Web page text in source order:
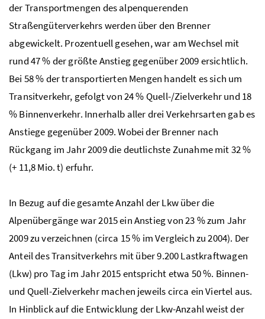
der Transportmengen des alpenquerenden
Straßengüterverkehrs werden über den Brenner
abgewickelt. Prozentuell gesehen, war am Wechsel mit
rund 47 % der größte Anstieg gegenüber 2009 ersichtlich.
Bei 58 % der transportierten Mengen handelt es sich um
Transitverkehr, gefolgt von 24 % Quell-/Zielverkehr und 18
% Binnenverkehr. Innerhalb aller drei Verkehrsarten gab es
Anstiege gegenüber 2009. Wobei der Brenner nach
Rückgang im Jahr 2009 die deutlichste Zunahme mit 32 %
(+ 11,8Mio. t) erfuhr.
In Bezug auf die gesamte Anzahl der Lkw über die
Alpenübergänge war 2015 ein Anstieg von 23 % zum Jahr
2009 zu verzeichnen (circa 15 % im Vergleich zu 2004). Der
Anteil des Transitverkehrs mit über 9.200 Lastkraftwagen
(Lkw) pro Tag im Jahr 2015 entspricht etwa 50 %. Binnen-
und Quell-Zielverkehr machen jeweils circa ein Viertel aus.
In Hinblick auf die Entwicklung der Lkw-Anzahl weist der